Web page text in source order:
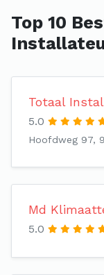
Top 10
Totaal
5.0
Hoofdweg 97,
Md
5.0